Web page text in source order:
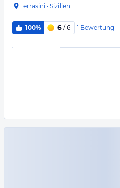
Terrasini · Sizilien
100% 6 / 6 1 Bewertung